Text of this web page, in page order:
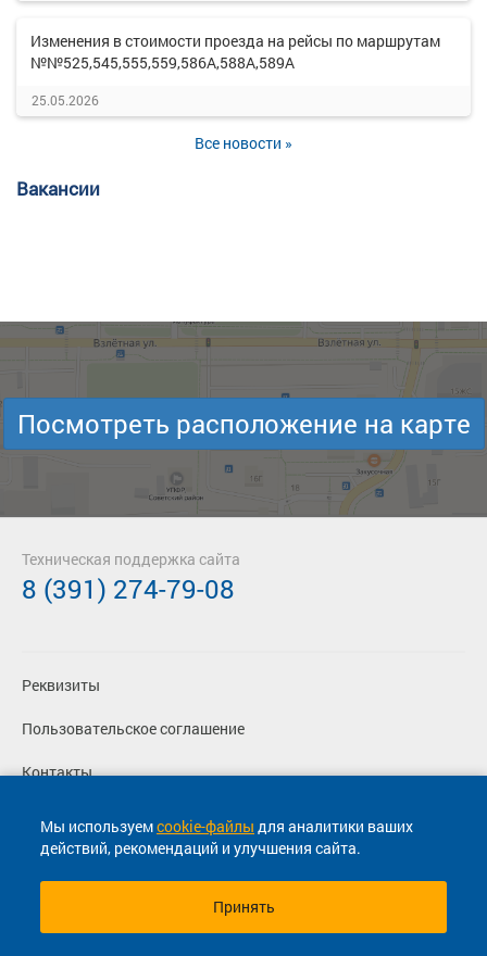
Изменения в стоимости проезда на рейсы по маршрутам
№№525,545,555,559,586А,588А,589А
25.05.2026
Все новости »
Вакансии
Мы используемcookie-файлы для аналитики ваших
действий, рекомендаций и улучшения сайта.
Принять
Посмотреть расположение на карте
Реквизиты
Пользовательское соглашение
Контакты
Политика конфиденциальности
Перевозчикам
Техническая поддержка сайта
8 (391) 274-79-08
© 2013-2026, ООО "Капитал"- Онлайн сервис продажи